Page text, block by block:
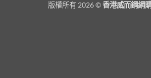
版權所有 2026 ©香港威而鋼網